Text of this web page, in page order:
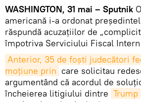
WASHINGTON, 31 mai – Sputnik
americană i-a ordonat
răspundă acuzațiilor de
împotriva Serviciului Fiscal Intern
Anterior, 35 de foști judecători
moțiune prin care solicitau
argumentând că acordul de
încheierea litigiului dintre Trump